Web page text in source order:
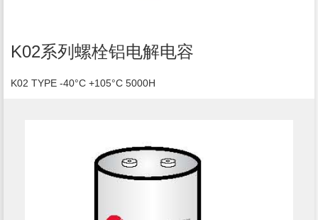
K02系列螺栓铝电解电容
K02 TYPE -40°C +105°C 5000H